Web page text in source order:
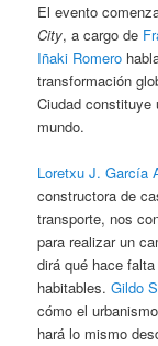
El evento
City, a cargo de
Iñaki Romero
transformación
Ciudad constituye
mundo.
Loretxu J. García
constructora de
transporte, nos
para realizar un
dirá qué hace
habitables.Gildo
cómo el
hará lo mismo